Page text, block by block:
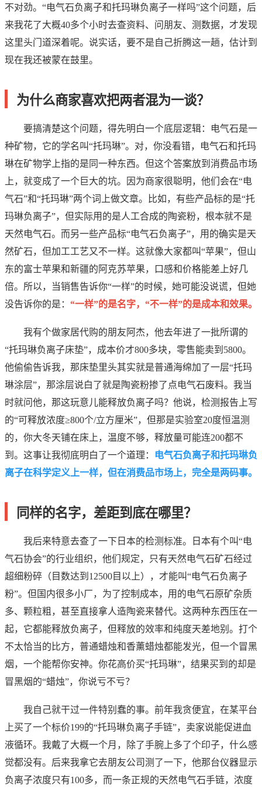
不对劲。“电气石负离子和托玛琳负离子一样吗”这个问题，后
来我花了大概40多个小时去查资料、问朋友、测数据，才发现
这里头门道深着呢。说实话，要不是自己折腾这一趟，估计到
现在我还被蒙在鼓里。
为什么商家喜欢把两者混为一谈？
要搞清楚这个问题，得先明白一个底层逻辑：电气石是一
种矿物，它的学名叫“托玛琳”。对，你没看错，电气石和托玛
琳在矿物学上指的是同一种东西。但这个答案放到消费品市场
上，就变成了一个巨大的坑。因为商家很聪明，他们会在“电
气石”和“托玛琳”两个词上做文章。比如，有些产品标的是“托
玛琳负离子”，但实际用的是人工合成的陶瓷粉，根本就不是
天然电气石。而另一些产品标“电气石负离子”，用的确实是天
然矿石，但加工工艺又不一样。这就像大家都叫“苹果”，但山
东的富士苹果和新疆的阿克苏苹果，口感和价格能差上好几
倍。所以，当销售告诉你“一样”的时候，她可能没说谎，但她
没告诉你的是： “一样”的是名字，“不一样”的是成本和效果。
我有个做家居代购的朋友阿杰，他去年进了一批所谓的
“托玛琳负离子床垫”，成本价才800多块，零售能卖到5800。
他偷偷告诉我，那床垫里头其实就是普通海绵加了一层“托玛
琳涂层”，那涂层说白了就是陶瓷粉掺了点电气石废料。我当
时就问他，那这玩意儿能释放负离子吗？他说，检测报告上写
的“可释放浓度≥800个/立方厘米”，但那是实验室20度恒温测
的，你大冬天铺在床上，温度不够，释放量可能连200都不
到。这事让我彻底明白了一个道理：
电气石负离子和托玛琳负
离子在科学定义上一样，但在消费品市场上，完全是两码事。
同样的名字，差距到底在哪里？
我后来特意去查了一下日本的检测标准。日本有个叫“电
气石协会”的行业组织，他们规定，只有天然电气石矿石经过
超细粉碎（目数达到12500目以上），才能叫“电气石负离子
粉”。但国内很多小厂，为了控制成本，用的电气石原矿杂质
多、颗粒粗，甚至直接拿人造陶瓷来替代。这两种东西压在一
起，它都能释放负离子，但释放的效率和纯度天差地别。打个
不太恰当的比方，普通蜡烛和香薰蜡烛都能发光，但一个冒黑
烟，一个能帮你安神。你花高价买“托玛琳”，结果买到的却是
冒黑烟的“蜡烛”，你说亏不亏？
我自己就干过一件特别蠢的事。前年我贪便宜，在某平台
上买了一个标价199的“托玛琳负离子手链”，卖家说能促进血
液循环。我戴了大概一个月，除了手腕上多了个印子，什么感
觉都没有。后来我拿它去朋友公司测了一下，他那台仪器显示
负离子浓度只有100多，而一条正规的天然电气石手链，浓度